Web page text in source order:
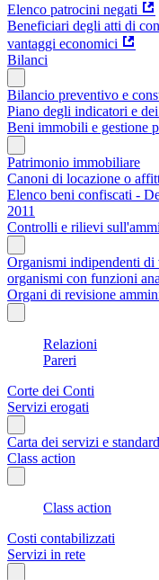
Elenco patrocini negati
Beneficiari degli atti di
vantaggi economici
Bilanci
Bilancio preventivo e
Piano degli indicatori e
Beni immobili e gestione
Patrimonio immobiliare
Canoni di locazione o
Elenco beni confiscati -
2011
Controlli e rilievi
Organismi indipendenti
organismi con funzioni
Organi di revisione
Relazioni
Pareri
Corte dei Conti
Servizi erogati
Carta dei servizi e
Class action
Class action
Costi contabilizzati
Servizi in rete